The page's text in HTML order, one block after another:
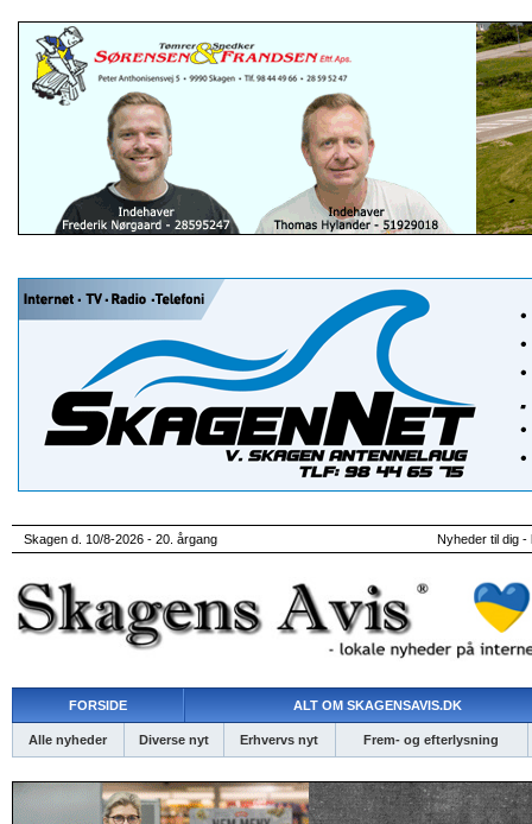
Skagen d. 10/8-2026 - 20. årgang Nyheder til dig -
FORSIDE ALT OM SKAGENSAVIS.DK
Alle nyheder Diverse nyt Erhvervs nyt Frem- og efterlysning